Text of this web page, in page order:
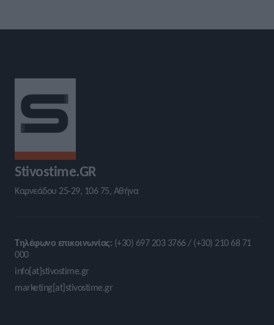
Stivostime.GR
Καρνεάδου 25-29, 106 75, Αθήνα
Τηλέφωνο επικοινωνίας: (+30) 697 203 3766 / (+30) 210 68 71
000
info[at]stivostime.gr
marketing[at]stivostime.gr